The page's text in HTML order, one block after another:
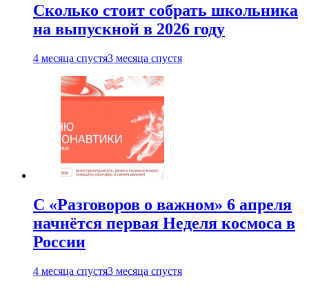
Сколько стоит собрать школьника
на выпускной в 2026 году
4 месяца спустя3 месяца спустя
С «Разговоров о важном» 6 апреля
начнётся первая Неделя космоса в
России
4 месяца спустя3 месяца спустя